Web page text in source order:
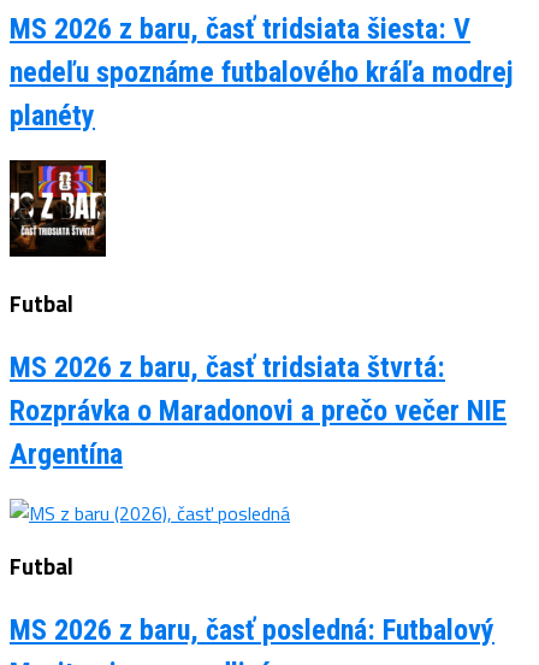
MS 2026 z baru, časť tridsiata šiesta: V
nedeľu spoznáme futbalového kráľa modrej
planéty
Futbal
MS 2026 z baru, časť tridsiata štvrtá:
Rozprávka o Maradonovi a prečo večer NIE
Argentína
Futbal
MS 2026 z baru, časť posledná: Futbalový